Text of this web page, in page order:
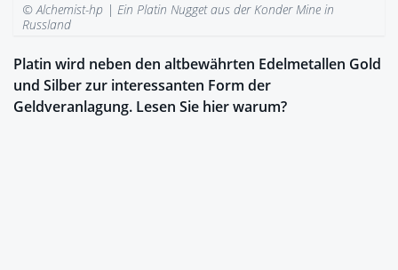
© Alchemist-hp |Ein Platin Nugget aus der Konder Mine in
Russland
Platin wird neben den altbewährten Edelmetallen Gold
und Silber zur interessanten Form der
Geldveranlagung. Lesen Sie hier warum?